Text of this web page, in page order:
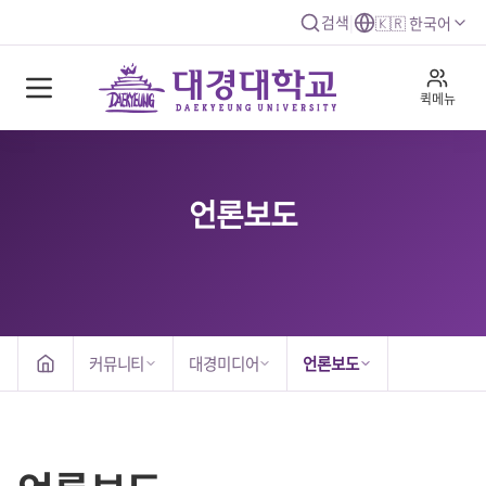
검색 🇰🇷 한국어
퀵메뉴
언론보도
커뮤니티 대경미디어 언론보도